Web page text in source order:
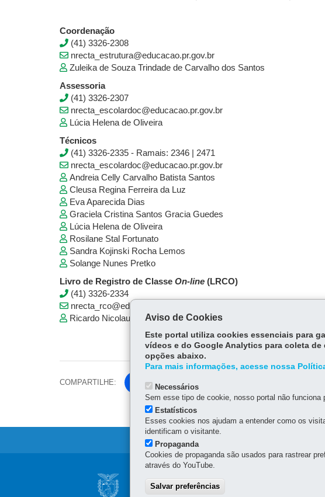
Coordenação
(41) 3326-2308
nrecta_estrutura@educacao.pr.gov.br
Zuleika de Souza Trindade de Carvalho dos Santos
Assessoria
(41) 3326-2307
nrecta_escolardoc@educacao.pr.gov.br
Lúcia Helena de Oliveira
Técnicos
(41) 3326-2335 - Ramais: 2346 | 2471
nrecta_escolardoc@educacao.pr.gov.br
Andreia Celly Carvalho Batista Santos
Cleusa Regina Ferreira da Luz
Eva Aparecida Dias
Graciela Cristina Santos Gracia Guedes
Lúcia Helena de Oliveira
Rosilane Stal Fortunato
Sandra Kojinski Rocha Lemos
Solange Nunes Pretko
Livro de Registro de Classe On-line (LRCO)
(41) 3326-2334
nrecta_rco@educacao.pr.gov.br
Ricardo Nicolau Dahmer
COMPARTILHE:
Fa
ce
bo
ok
Tw
itt
er
Navegação
NÚCLEO REGIONAL DE
Aviso de Cookies
Este portal utiliza cookies essenciais para
vídeos e do Google Analytics para coleta
opções abaixo.
Para mais informações, acesse nossa
Necessários
Sem esse tipo de cookie, nosso portal não
Estatísticos
Esses cookies nos ajudam a entender como os
identificam o visitante.
Propaganda
Cookies de propaganda são usados para rastrear
através do YouTube.
Salvar preferências